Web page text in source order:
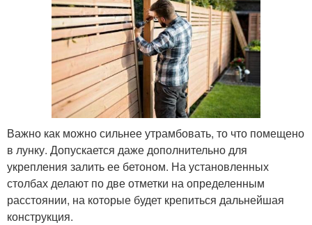
Важно как можно сильнее утрамбовать, то что помещено
в лунку. Допускается даже дополнительно для
укрепления залить ее бетоном. На установленных
столбах делают по две отметки на определенным
расстоянии, на которые будет крепиться дальнейшая
конструкция.